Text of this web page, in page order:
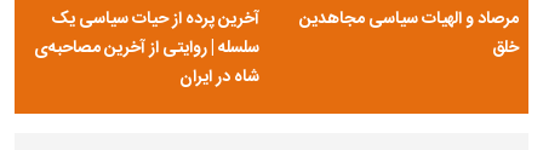
مرصاد و الهیات سیاسی مجاهدین
خلق
آخرین پرده از حیات سیاسی یک
سلسله | روایتی از آخرین مصاحبه‌ی
شاه در ایران